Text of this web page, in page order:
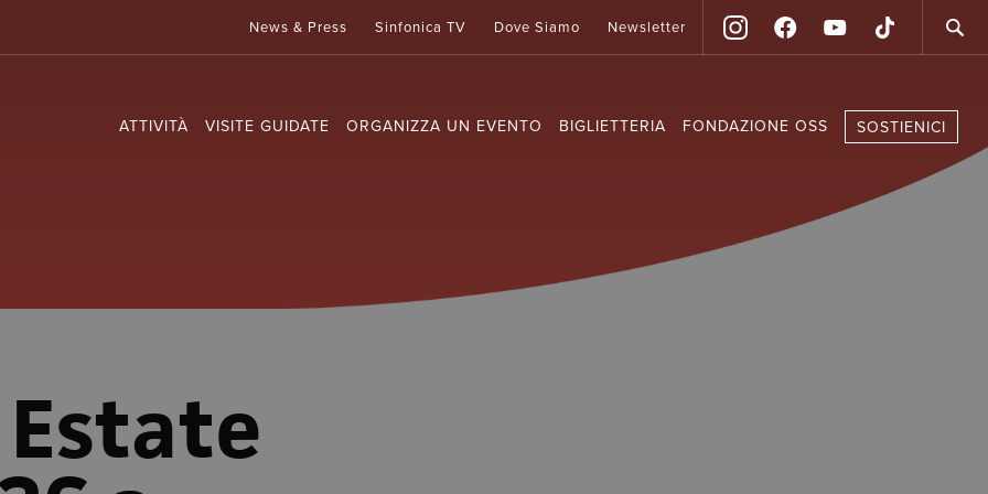
ATTIVITÀ VISITE GUIDATE ORGANIZZA UN EVENTO BIGLIETTERIA FONDAZIONE OSS SOSTIENICI
News & Press Sinfonica TV Dove Siamo Newsletter